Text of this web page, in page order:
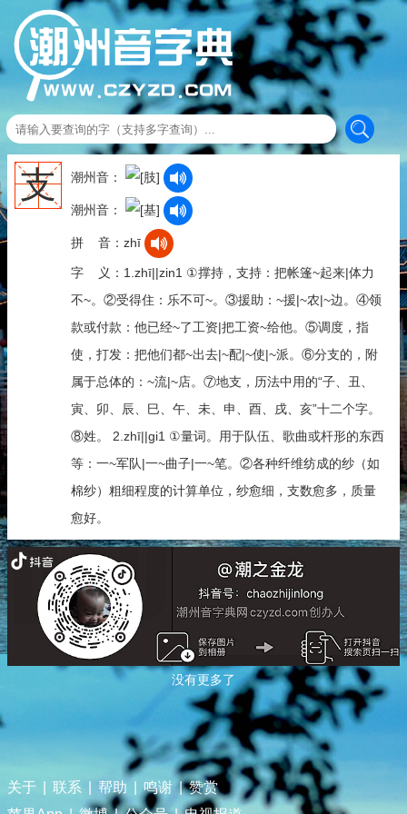
支 潮州音：
潮州音：
拼 音：zhī
字 义：1.zhī||zin1 ①撑持，支持：把帐篷~起来|体力
不~。②受得住：乐不可~。③援助：~援|~农|~边。④领
款或付款：他已经~了工资|把工资~给他。⑤调度，指
使，打发：把他们都~出去|~配|~使|~派。⑥分支的，附
属于总体的：~流|~店。⑦地支，历法中用的“子、丑、
寅、卯、辰、巳、午、未、申、酉、戌、亥”十二个字。
⑧姓。 2.zhī||gi1 ①量词。用于队伍、歌曲或杆形的东西
等：一~军队|一~曲子|一~笔。②各种纤维纺成的纱（如
棉纱）粗细程度的计算单位，纱愈细，支数愈多，质量
愈好。
没有更多了
关于 联系 帮助 鸣谢 | 赞赏